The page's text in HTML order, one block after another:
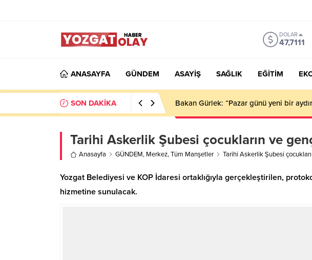
DOLAR
47,7111
ANASAYFA GÜNDEM ASAYİŞ SAĞLIK EĞİTİM
SON DAKİKA Bakan Gürlek: “Pazar günü yeni bir
Tarihi Askerlik Şubesi çocukların ve
Anasayfa GÜNDEM, Merkez,Tüm Manşetler Tarihi Askerlik Şubesi
Yozgat Belediyesi ve KOP İdaresi ortaklığıyla gerçekleştirilen,
hizmetine sunulacak.